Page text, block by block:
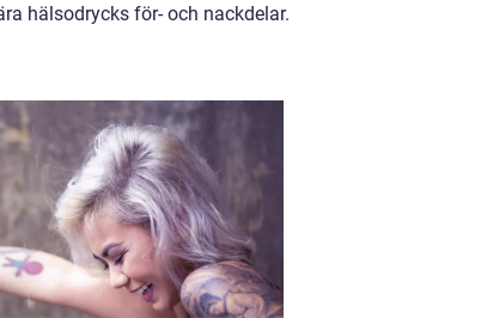
hälsodrycks för- och nackdelar.